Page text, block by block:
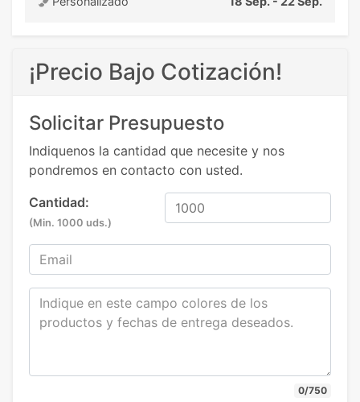
¡Precio Bajo Cotización!
Solicitar Presupuesto
Indiquenos la cantidad que necesite y nos
pondremos en contacto con usted.
Cantidad:
(Min. 1000 uds.)
0/750